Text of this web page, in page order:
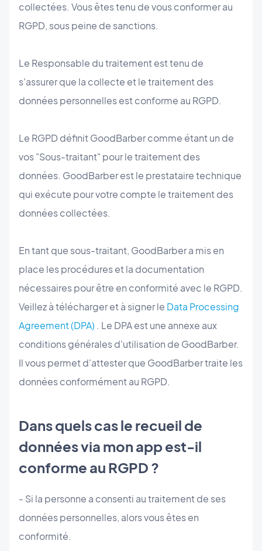
collectées. Vous êtes tenu de vous conformer au
RGPD, sous peine de sanctions.
Le Responsable du traitement est tenu de
s'assurer que la collecte et le traitement des
données personnelles est conforme au RGPD.
Le RGPD définit GoodBarber comme étant un de
vos "Sous-traitant" pour le traitement des
données. GoodBarber est le prestataire technique
qui exécute pour votre compte le traitement des
données collectées.
En tant que sous-traitant, GoodBarber a mis en
place les procédures et la documentation
nécessaires pour être en conformité avec le RGPD.
Veillez à télécharger et à signer le Data Processing
Agreement (DPA) . Le DPA est une annexe aux
conditions générales d'utilisation de GoodBarber.
Il vous permet d'attester que GoodBarber traite les
données conformément au RGPD.
Dans quels cas le recueil de
données via mon app est-il
conforme au RGPD ?
- Si la personne a consenti au traitement de ses
données personnelles, alors vous êtes en
conformité.